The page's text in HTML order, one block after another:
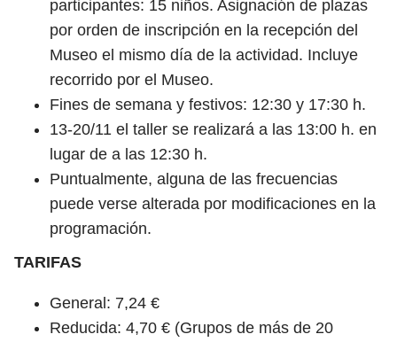
participantes: 15 niños. Asignación de plazas
por orden de inscripción en la recepción del
Museo el mismo día de la actividad. Incluye
recorrido por el Museo.
Fines de semana y festivos: 12:30 y 17:30 h.
13-20/11 el taller se realizará a las 13:00 h. en
lugar de a las 12:30 h.
Puntualmente, alguna de las frecuencias
puede verse alterada por modificaciones en la
programación.
TARIFAS
General: 7,24 €
Reducida: 4,70 € (Grupos de más de 20